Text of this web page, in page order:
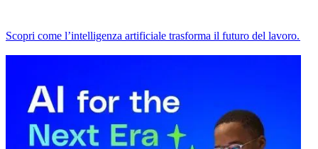
Scopri come l’intelligenza artificiale trasforma il futuro del lavoro.​​